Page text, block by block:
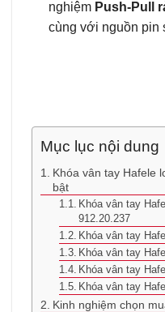
nghiệm Push-Pull
cùng với nguồn pin
Mục lục nội dung
Khóa vân tay Hafele
bật
Khóa vân tay
912.20.237
Khóa vân tay
Khóa vân tay
Khóa vân tay
Khóa vân tay
Kinh nghiệm chọn